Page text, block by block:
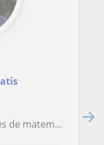
ESO / Bachillerato